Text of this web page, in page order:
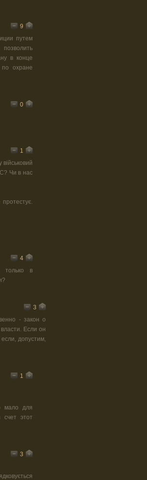
9
путем
в конце
охране
0
1
Чи в нас
4
только в
3
- закон о
Если он
допустим,
1
мало для
этот
3